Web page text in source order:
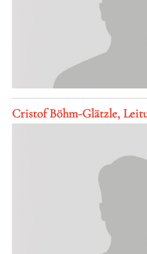
Cristof Böhm-Glätzle,